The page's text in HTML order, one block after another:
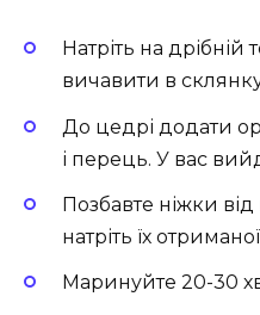
Натріть на дрібній
вичавити в
До цедрі додати
і перець. У вас
Позбавте ніжки
натріть їх
Маринуйте 20-30